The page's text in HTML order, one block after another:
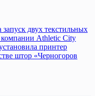
двух текстильных
компании Athletic City
принтер
штор «Черногоров